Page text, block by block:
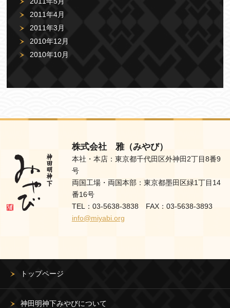
2011年4月
2011年3月
2010年12月
2010年10月
株式会社 雅（みやび）
本社・本店：東京都千代田区外神田2丁目8番9
号
両国工場・両国本部：東京都墨田区緑1丁目14
番16号
TEL：03-5638-3838 FAX：03-5638-3893
info@miyabi.org
トップページ
神田明神下みやびについて